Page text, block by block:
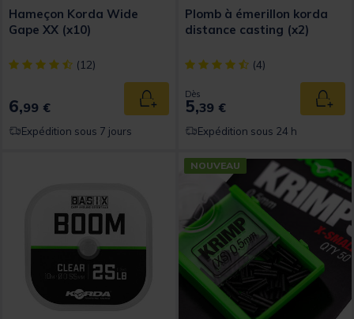
Hameçon Korda Wide
Gape XX (x10)
[object Object] out of 5 Customer Rating
(12)
6,99 € Ajouter au panier
Expédition sous 7 jours
Plomb à émerillon korda
distance casting (x2)
[object Object] out of 5
(4)
Dès
5,39 €
Expédition sous 24 h
NOUVEAU